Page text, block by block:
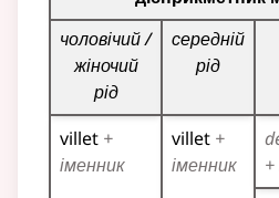
чоловічий /
жіночий
рід
середній
рід
villet +
іменник
villet +
іменник